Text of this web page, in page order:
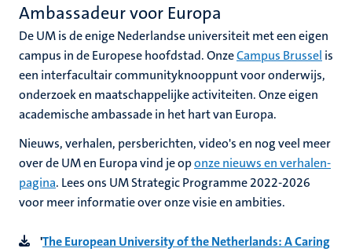
Ambassadeur voor Europa
De UM is de enige Nederlandse universiteit met een eigen
campus in de Europese hoofdstad. OnzeCampus Brussel is
een interfacultaircommunityknooppunt voor onderwijs,
onderzoek en maatschappelijke activiteiten. Onze eigen
academische ambassade in het hart van Europa.
Nieuws, verhalen, persberichten, video's en nog veel meer
over de UM en Europa vind je oponze nieuws en verhalen-
pagina. Lees ons UM Strategic Programme 2022-2026
voor meer informatie over onze visie en ambities.
'The European University of the Netherlands: A Caring